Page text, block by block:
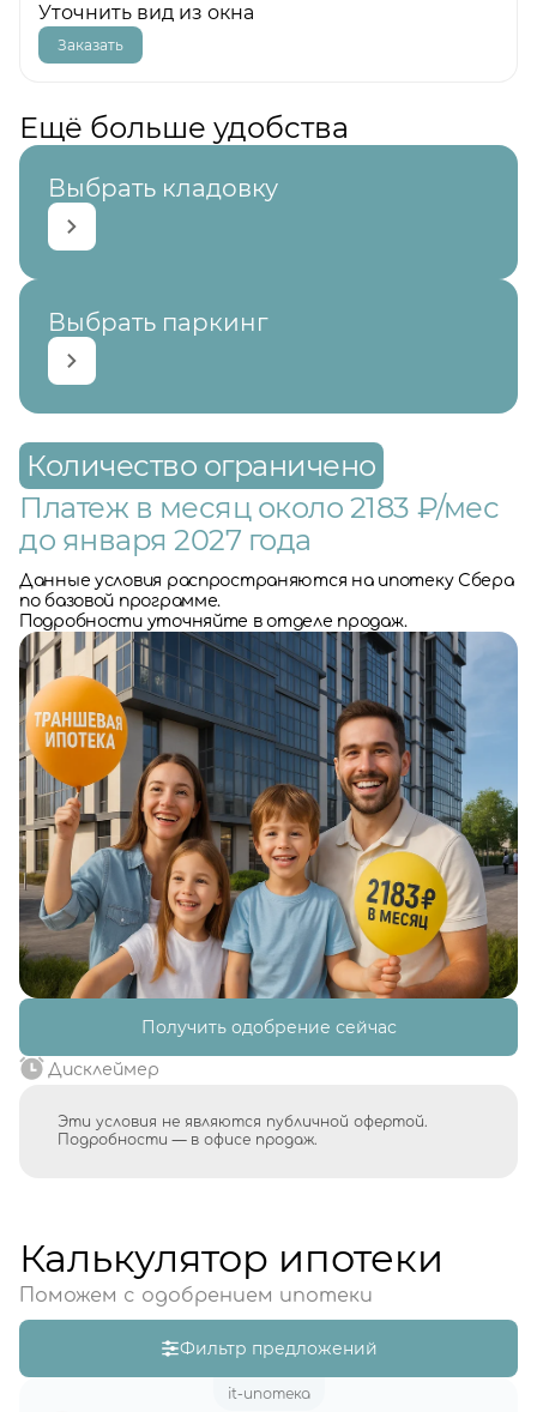
Уточнить вид из окна
Заказать
Ещё больше удобства
Выбрать кладовку
Выбрать паркинг
Количество ограничено
Платеж в месяц около 2183 ₽/мес
до января 2027 года
Данные условия распространяются на ипотеку Сбера
по базовой программе.
Подробности уточняйте в отделе продаж.
Получить одобрение сейчас
Дисклеймер
Эти условия не являются публичной офертой.
Подробности — в офисе продаж.
Калькулятор ипотеки
Поможем с одобрением ипотеки
Фильтр предложений
it-ипотека